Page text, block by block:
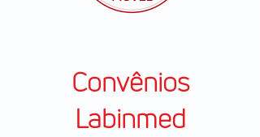
Convênios
Labinmed